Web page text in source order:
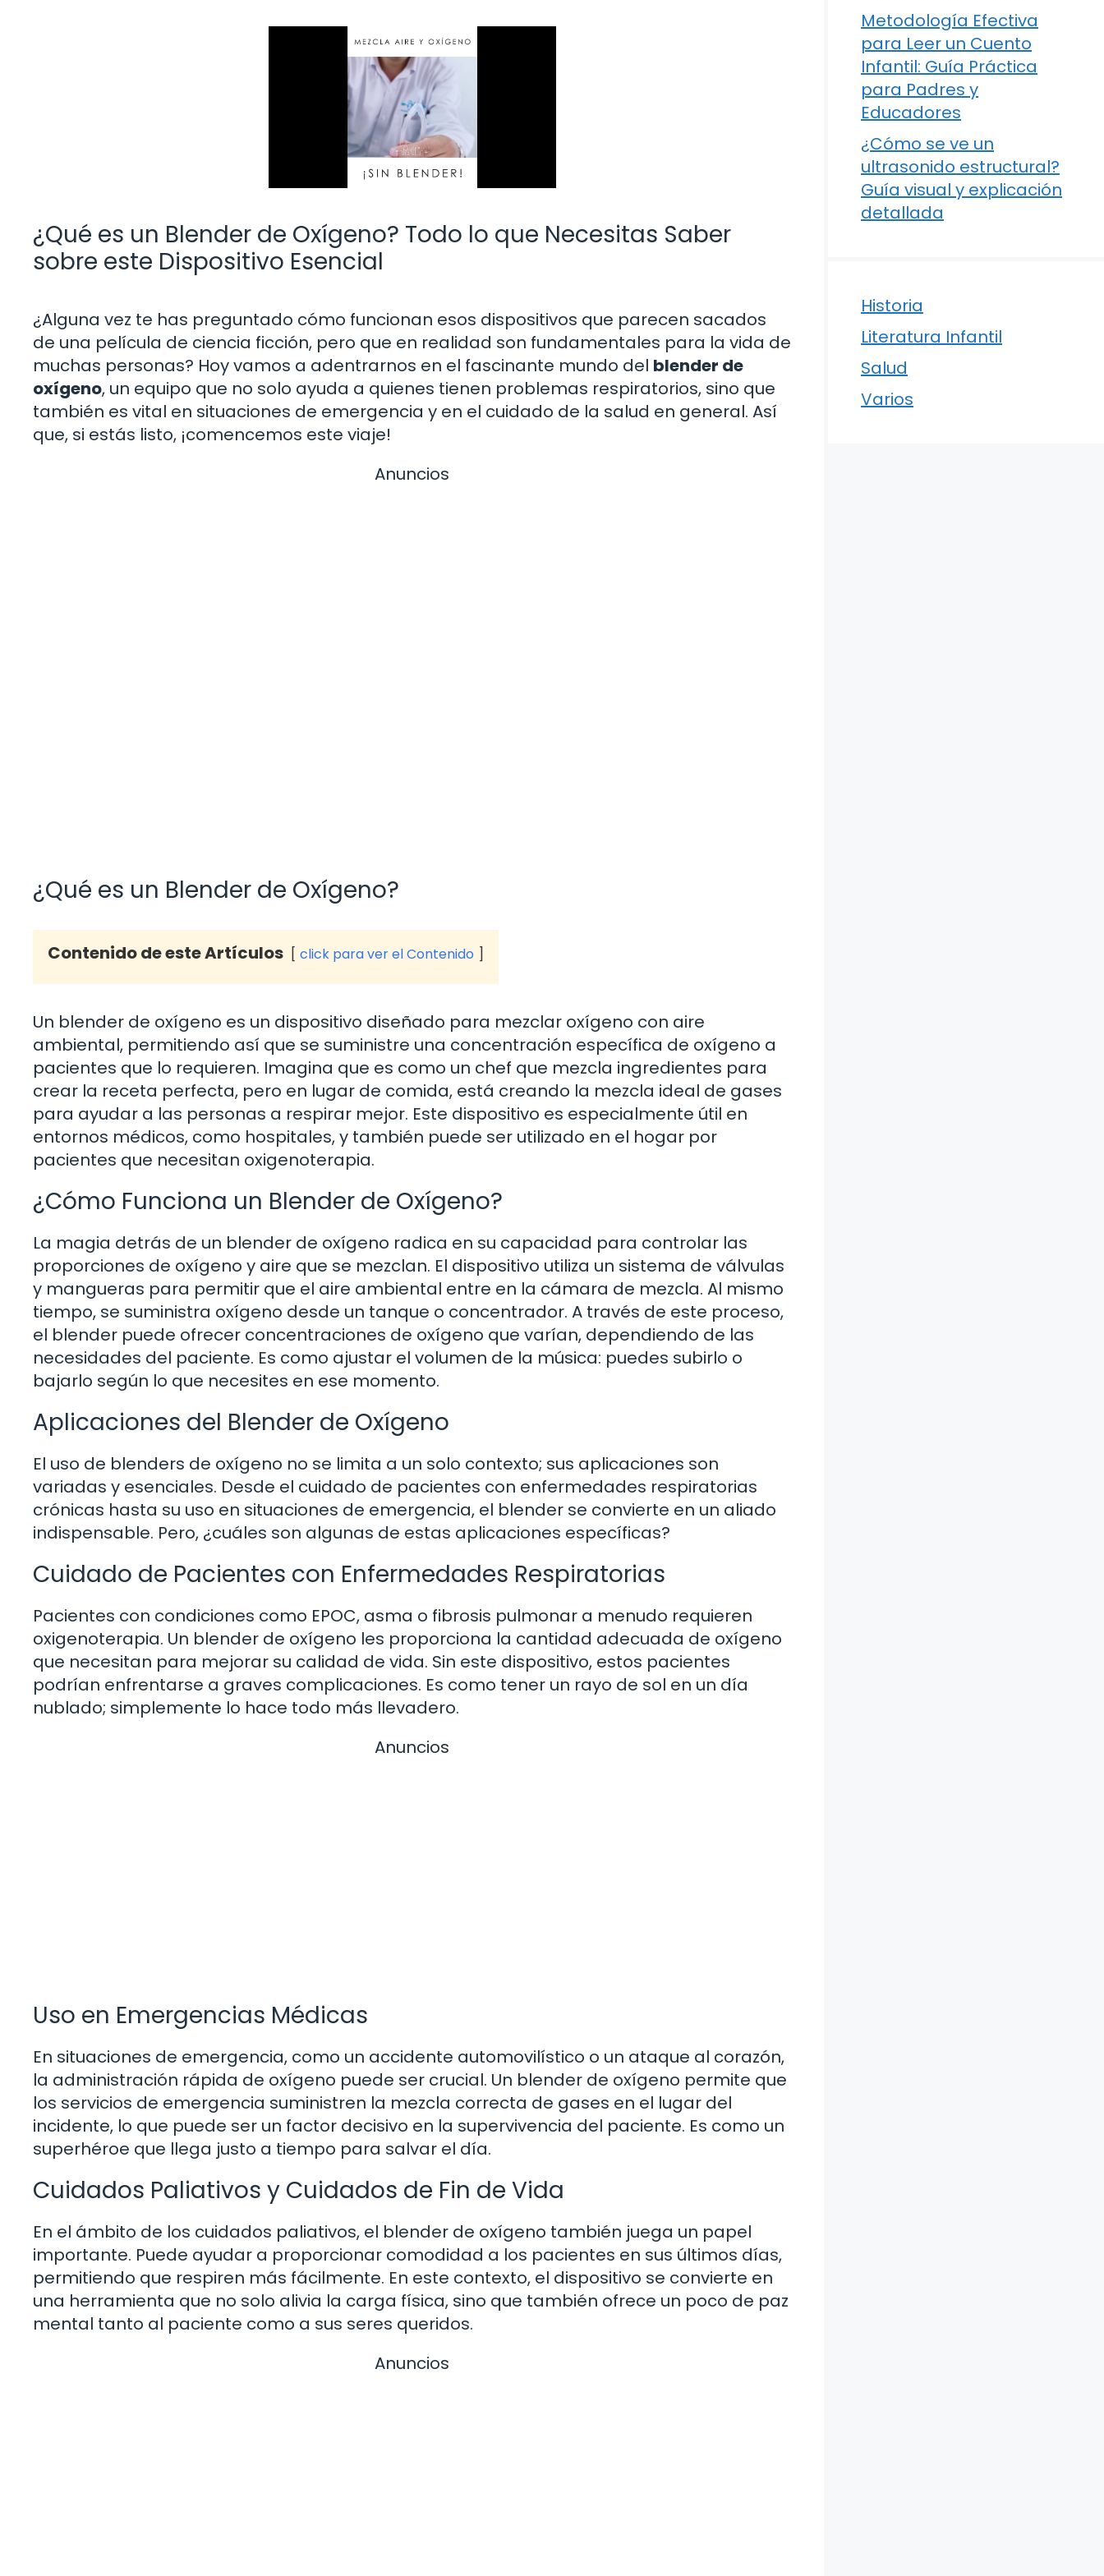
¿Qué es un Blender de Oxígeno? Todo lo que Necesitas Saber
sobre este Dispositivo Esencial
¿Alguna vez te has preguntado cómo funcionan esos dispositivos que parecen sacados
de una película de ciencia ficción, pero que en realidad son fundamentales para la vida de
muchas personas? Hoy vamos a adentrarnos en el fascinante mundo del blender de
oxígeno, un equipo que no solo ayuda a quienes tienen problemas respiratorios, sino que
también es vital en situaciones de emergencia y en el cuidado de la salud en general. Así
que, si estás listo, ¡comencemos este viaje!
Anuncios
¿Qué es un Blender de Oxígeno?
Contenido de este Artículos click para ver el Contenido
Un blender de oxígeno es un dispositivo diseñado para mezclar oxígeno con aire
ambiental, permitiendo así que se suministre una concentración específica de oxígeno a
pacientes que lo requieren. Imagina que es como un chef que mezcla ingredientes para
crear la receta perfecta, pero en lugar de comida, está creando la mezcla ideal de gases
para ayudar a las personas a respirar mejor. Este dispositivo es especialmente útil en
entornos médicos, como hospitales, y también puede ser utilizado en el hogar por
pacientes que necesitan oxigenoterapia.
¿Cómo Funciona un Blender de Oxígeno?
La magia detrás de un blender de oxígeno radica en su capacidad para controlar las
proporciones de oxígeno y aire que se mezclan. El dispositivo utiliza un sistema de válvulas
y mangueras para permitir que el aire ambiental entre en la cámara de mezcla. Al mismo
tiempo, se suministra oxígeno desde un tanque o concentrador. A través de este proceso,
el blender puede ofrecer concentraciones de oxígeno que varían, dependiendo de las
necesidades del paciente. Es como ajustar el volumen de la música: puedes subirlo o
bajarlo según lo que necesites en ese momento.
Aplicaciones del Blender de Oxígeno
El uso de blenders de oxígeno no se limita a un solo contexto; sus aplicaciones son
variadas y esenciales. Desde el cuidado de pacientes con enfermedades respiratorias
crónicas hasta su uso en situaciones de emergencia, el blender se convierte en un aliado
indispensable. Pero, ¿cuáles son algunas de estas aplicaciones específicas?
Cuidado de Pacientes con Enfermedades Respiratorias
Pacientes con condiciones como EPOC, asma o fibrosis pulmonar a menudo requieren
oxigenoterapia. Un blender de oxígeno les proporciona la cantidad adecuada de oxígeno
que necesitan para mejorar su calidad de vida. Sin este dispositivo, estos pacientes
podrían enfrentarse a graves complicaciones. Es como tener un rayo de sol en un día
nublado; simplemente lo hace todo más llevadero.
Anuncios
Uso en Emergencias Médicas
En situaciones de emergencia, como un accidente automovilístico o un ataque al corazón,
la administración rápida de oxígeno puede ser crucial. Un blender de oxígeno permite que
los servicios de emergencia suministren la mezcla correcta de gases en el lugar del
incidente, lo que puede ser un factor decisivo en la supervivencia del paciente. Es como un
superhéroe que llega justo a tiempo para salvar el día.
Cuidados Paliativos y Cuidados de Fin de Vida
En el ámbito de los cuidados paliativos, el blender de oxígeno también juega un papel
importante. Puede ayudar a proporcionar comodidad a los pacientes en sus últimos días,
permitiendo que respiren más fácilmente. En este contexto, el dispositivo se convierte en
una herramienta que no solo alivia la carga física, sino que también ofrece un poco de paz
mental tanto al paciente como a sus seres queridos.
Anuncios
Metodología Efectiva
para Leer un Cuento
Infantil: Guía Práctica
para Padres y
Educadores
¿Cómo se ve un
ultrasonido estructural?
Guía visual y explicación
detallada
Historia
Literatura Infantil
Salud
Varios